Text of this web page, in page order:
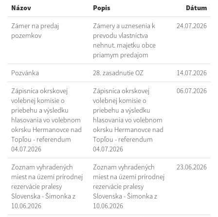
Názov
Popis Dátum
Zámer na predaj
pozemkov
Zámery a uznesenia k
prevodu vlastníctva
nehnut. majetku obce
priamym predajom
24.07.2026
Pozvánka 28. zasadnutie OZ 14.07.2026
Zápisnica okrskovej
volebnej komisie o
priebehu a výsledku
hlasovania vo volebnom
okrsku Hermanovce nad
Topľou - referendum
04.07.2026
Zápisnica okrskovej
volebnej komisie o
priebehu a výsledku
hlasovania vo volebnom
okrsku Hermanovce nad
Topľou - referendum
04.07.2026
06.07.2026
Zoznam vyhradených
miest na území prírodnej
rezervácie pralesy
Slovenska - Šimonka z
10.06.2026
Zoznam vyhradených
miest na území prírodnej
rezervácie pralesy
Slovenska - Šimonka z
10.06.2026
23.06.2026